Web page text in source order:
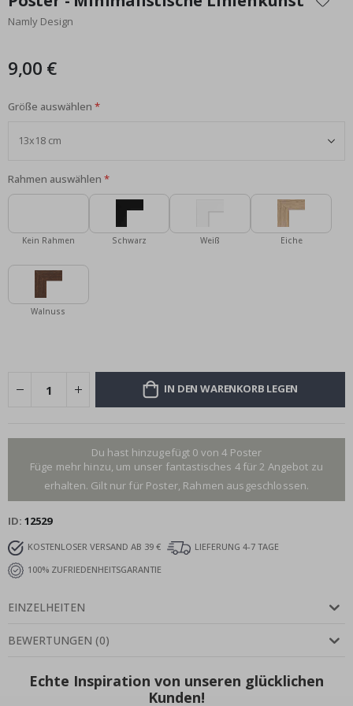
der
Bildgalerie
Namly Design
9,00 €
Größe auswählen
Rahmen auswählen
Kein Rahmen Schwarz Weiß Eiche
Walnuss
IN DEN WARENKORB LEGEN
Du hast hinzugefügt 0 von 4 Poster
Füge mehr hinzu, um unser fantastisches 4 für 2 Angebot zu
erhalten. Gilt nur für Poster, Rahmen ausgeschlossen.
ID 12529
KOSTENLOSER VERSAND AB 39 €
LIEFERUNG 4-7 TAGE
100% ZUFRIEDENHEITSGARANTIE
EINZELHEITEN
BEWERTUNGEN (0)
Echte Inspiration von unseren glücklichen
Kunden!